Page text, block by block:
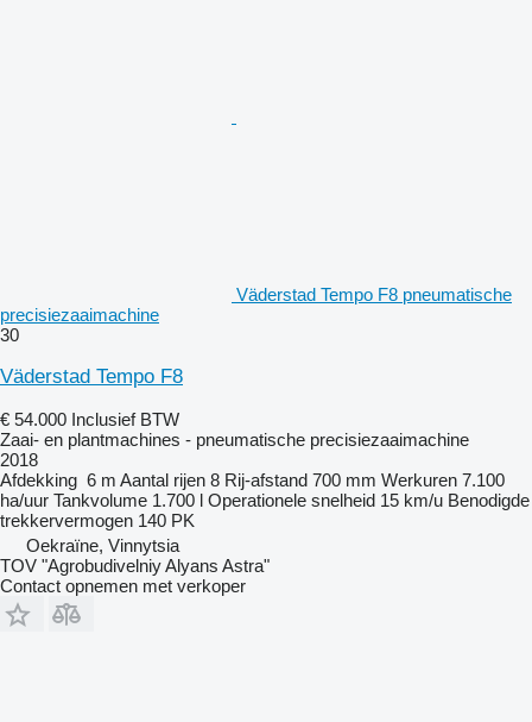
Väderstad Tempo F8 pneumatische
precisiezaaimachine
30
Väderstad Tempo F8
€ 54.000 Inclusief BTW
Zaai- en plantmachines - pneumatische precisiezaaimachine
2018
Afdekking 6 m Aantal rijen 8 Rij-afstand 700 mm Werkuren 7.100
ha/uur Tankvolume 1.700 l Operationele snelheid 15 km/u Benodigde
trekkervermogen 140 PK
Oekraïne, Vinnytsia
TOV "Agrobudivelniy Alyans Astra"
Contact opnemen met verkoper